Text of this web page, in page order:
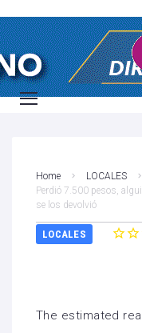
Home
LOCALES
Perdió 7.500 pesos,
se los devolvió
LOCALES
The estimated